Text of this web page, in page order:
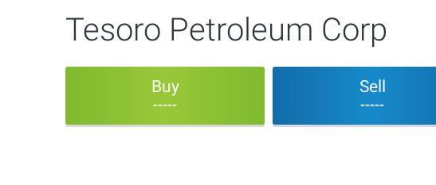
Tesoro Petroleum Corp
Buy
-----
Sell
-----